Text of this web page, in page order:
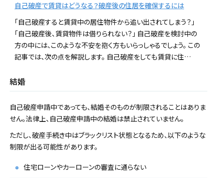
自己破産で賃貸はどうなる？破産後の住居を確保するには
「自己破産すると賃貸中の居住物件から追い出されてしまう？」
「自己破産後、賃貸物件は借りられない？」 自己破産を検討中の
方の中には、このような不安を抱く方もいらっしゃるでしょう。 この
記事では、次の点を解説します。 自己破産をしても賃貸に住…
結婚
自己破産申請中であっても、結婚そのものが制限されることはありま
せん。法律上、自己破産申請中の結婚は禁止されていません。
ただし、破産手続き中はブラックリスト状態となるため、以下のような
制限が出る可能性があります。
住宅ローンやカーローンの審査に通らない